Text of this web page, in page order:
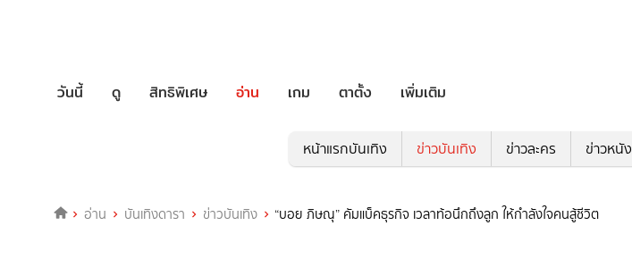
วันนี้ ดู สิทธิพิเศษ อ่าน เกม ตาตั้ง เพิ่มเติม
หน้าแรกบันเทิง ข่าวบันเทิง ข่าวละคร ข่าวหนัง
อ่าน บันเทิงดารา ข่าวบันเทิง “บอย ภิษณุ” คัมแบ็คธุรกิจ เวลาท้อนึกถึงลูก ให้กำลังใจคนสู้ชีวิต